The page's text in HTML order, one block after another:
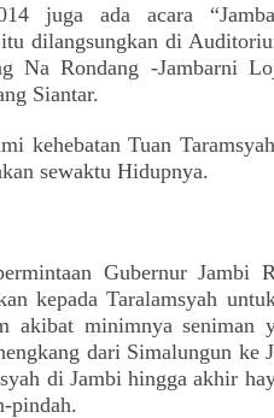
juga ada acara
dilangsungkan di
Na Rondang -Jambarni
Siantar.
kehebatan Tuan
sewaktu Hidupnya.
Gubernur Jambi
kepada Taralamsyah
akibat minimnya seniman
dari Simalungun ke
di Jambi hingga akhir
pindah.